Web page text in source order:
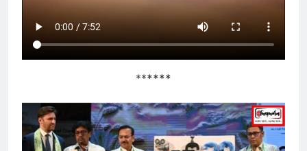
******